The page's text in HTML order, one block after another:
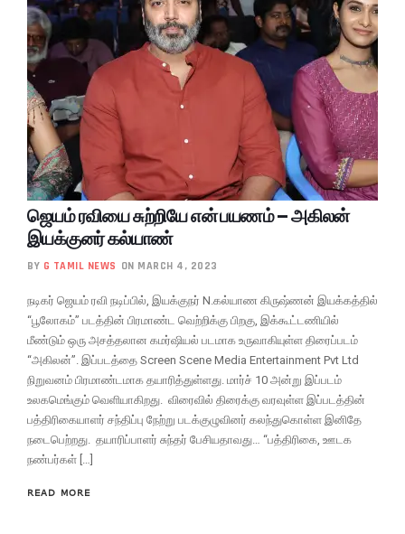
ஜெயம் ரவியை சுற்றியே என் பயணம் – அகிலன்
இயக்குனர் கல்யாண்
BY G TAMIL NEWS ON MARCH 4, 2023
நடிகர் ஜெயம் ரவி நடிப்பில், இயக்குநர் N.கல்யாண கிருஷ்ணன் இயக்கத்தில்
“பூலோகம்” படத்தின் பிரமாண்ட வெற்றிக்கு பிறகு, இக்கூட்டணியில்
மீண்டும் ஒரு அசத்தலான கமர்ஷியல் படமாக உருவாகியுள்ள திரைப்படம்
“அகிலன்”. இப்படத்தை Screen Scene Media Entertainment Pvt Ltd
நிறுவனம் பிரமாண்டமாக தயாரித்துள்ளது. மார்ச் 10 அன்று இப்படம்
உலகமெங்கும் வெளியாகிறது. விரைவில் திரைக்கு வரவுள்ள இப்படத்தின்
பத்திரிகையாளர் சந்திப்பு நேற்று படக்குழுவினர் கலந்துகொள்ள இனிதே
நடைபெற்றது. தயாரிப்பாளர் சுந்தர் பேசியதாவது… “பத்திரிகை, ஊடக
நண்பர்கள் […]
READ MORE